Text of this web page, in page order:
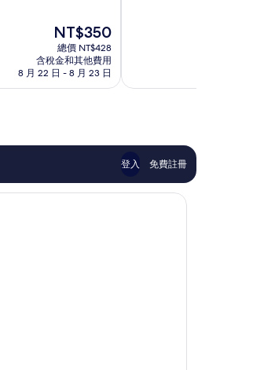
現
在
價
格
為
NT$350
總價 NT$428
含稅金和其他費用
8 月 22 日 - 8 月 23 日
了，
論
登入 免費註冊